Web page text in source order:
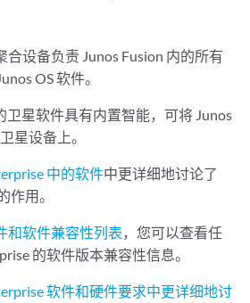
合设备负责 Junos Fusion 内的所有
OS 软件。
卫星软件具有内置智能，可将 Junos
星设备上。
中的软件中更详细地讨论了
作用。
和软件兼容性列表，您可以查看任
的软件版本兼容性信息。
软件和硬件要求中更详细地讨